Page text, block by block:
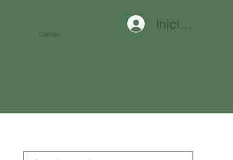
Carrito
Iniciar sesión